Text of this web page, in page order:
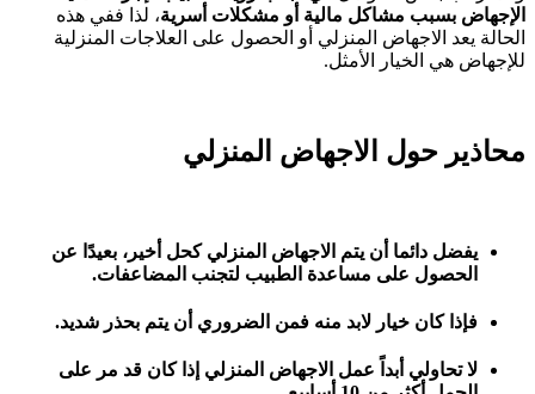
الإجهاض بسبب مشاكل مالية أو مشكلات أسرية، لذا ففي هذه
الحالة يعد الاجهاض المنزلي أو الحصول على العلاجات المنزلية
للإجهاض هي الخيار الأمثل.
محاذير حول الاجهاض المنزلي
يفضل دائما أن يتم الاجهاض المنزلي كحل أخير، بعيدًا عن
الحصول على مساعدة الطبيب لتجنب المضاعفات.
فإذا كان خيار لابد منه فمن الضروري أن يتم بحذر شديد.
لا تحاولي أبداً عمل الاجهاض المنزلي إذا كان قد مر على